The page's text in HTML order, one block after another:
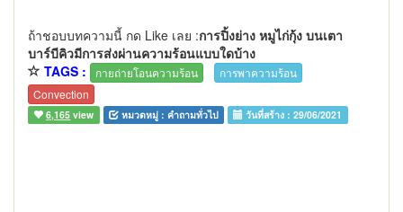
ถ้าชอบบทความนี้ กด Like เลย :การปิ้งย่าง หมูไก่กุ้ง บนเตา
บาร์บีคิวมีการส่งผ่านความร้อนแบบใดบ้าง
TAGS :
กายถ่ายโอนความร้อน
การพาความร้อน
Convection
6,165 view หมวดหมู่ : คำถามทั่วไป วันที่สร้าง :29/06/2021